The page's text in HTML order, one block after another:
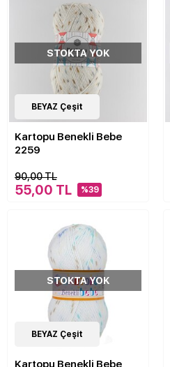
14Çeşit
STOKTA YOK
BEYAZ Çeşit
Kartopu Benekli Bebe
2259
90,00 TL
55,00 TL %39
14Çeşit
STOKTA YOK
BEYAZ Çeşit
Kartopu Benekli Bebe